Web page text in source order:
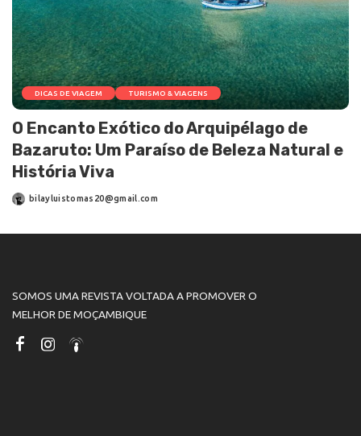
DICAS DE VIAGEM TURISMO & VIAGENS
O Encanto Exótico do Arquipélago de
Bazaruto: Um Paraíso de Beleza Natural e
História Viva
bilayluistomas20@gmail.com
SOMOS UMA REVISTA VOLTADA A PROMOVER O
MELHOR DE MOÇAMBIQUE